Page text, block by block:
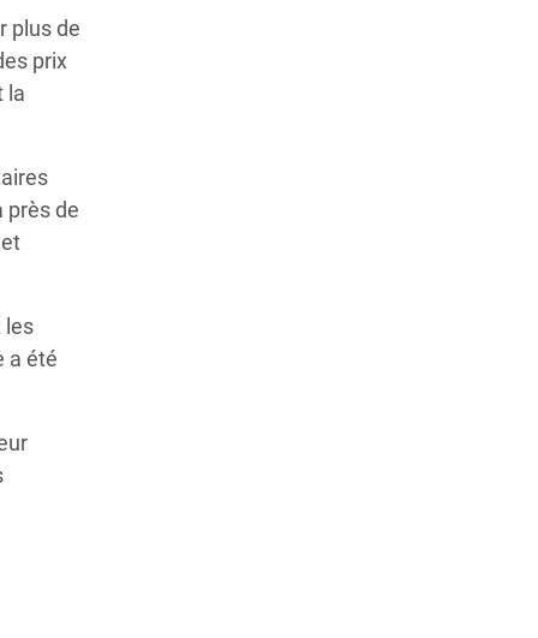
plus de
prix
la
près de
les
a été